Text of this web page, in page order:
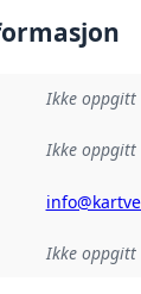
Ikke oppgitt
Ikke oppgitt
Ikke oppgitt